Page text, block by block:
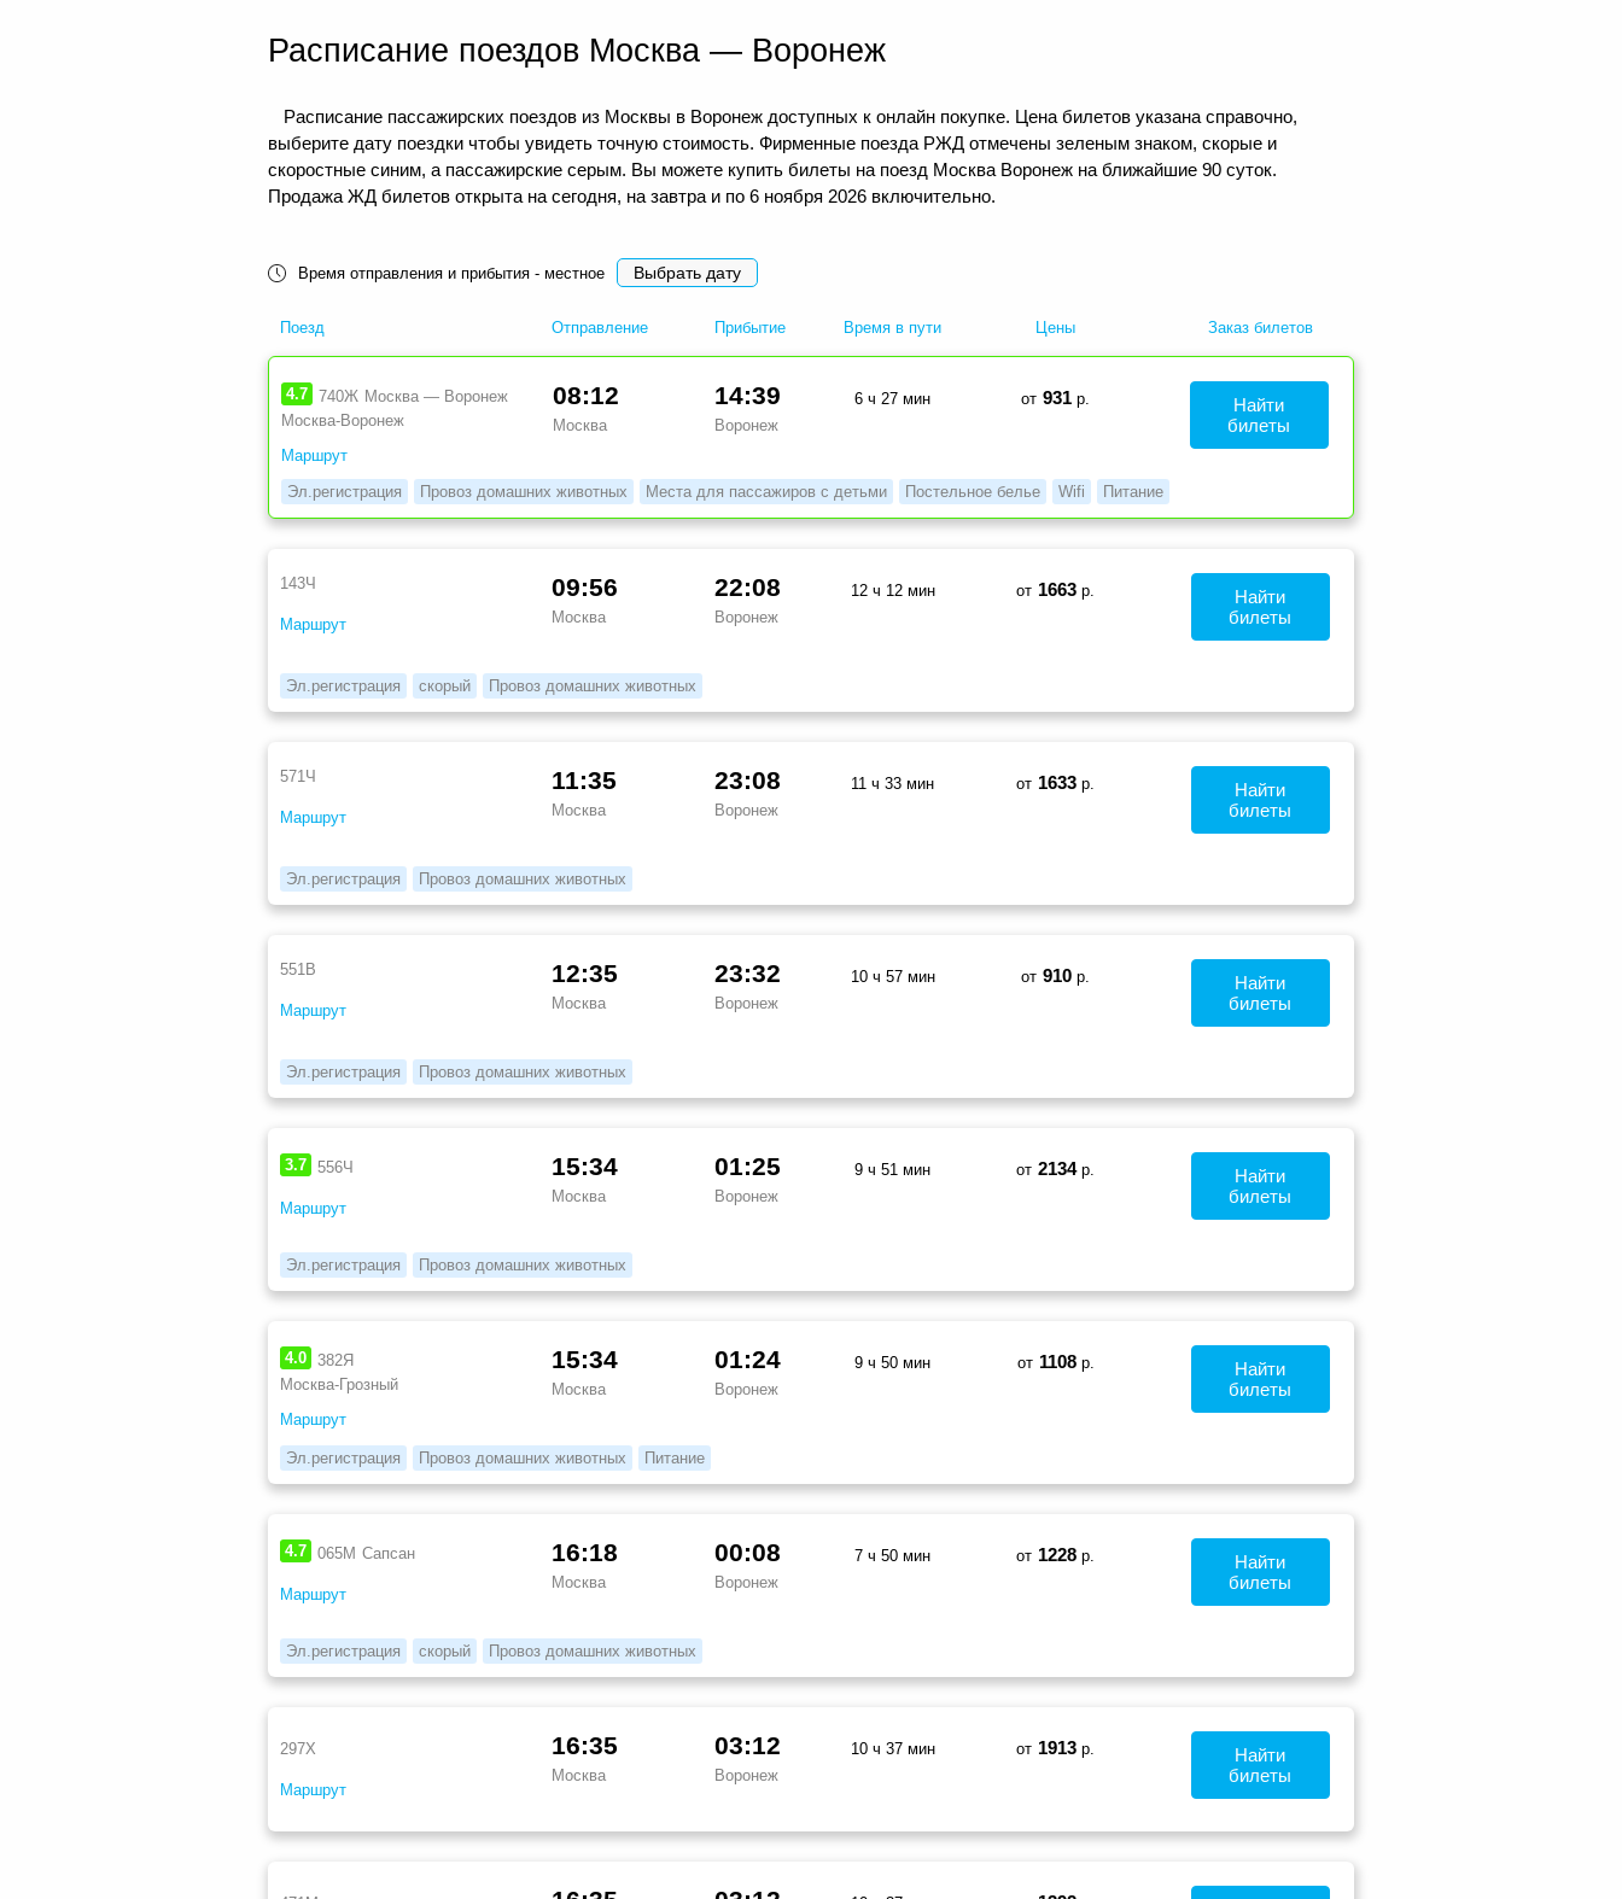
Расписание поездов Москва — Воронеж
Расписание пассажирских поездов из Москвы в Воронеж доступных к онлайн покупке. Цена билетов указана справочно,
выберите дату поездки чтобы увидеть точную стоимость. Фирменные поезда РЖД отмечены зеленым знаком, скорые и
скоростные синим, а пассажирские серым. Вы можете купить билеты на поезд Москва Воронеж на ближайшие 90 суток.
Продажа ЖД билетов открыта на сегодня, на завтра и по 6 ноября 2026 включительно.
Время отправления и прибытия - местное Выбрать дату
Поезд Отправление Прибытие Время в пути Цены Заказ билетов
4.7 740Ж Москва — Воронеж
Москва-Воронеж
Маршрут
08:12
Москва
14:39
Воронеж
6 ч 27 мин от 931р.
Эл.регистрация Провоз домашних животных Места для пассажиров с детьми Постельное белье Wifi Питание
Найти
билеты
143Ч
Маршрут
09:56
Москва
22:08
Воронеж
12 ч 12 мин от 1663 р.
Эл.регистрация скорый Провоз домашних животных
Найти
билеты
571Ч
Маршрут
11:35
Москва
23:08
Воронеж
11 ч 33 мин от 1633 р.
Эл.регистрация Провоз домашних животных
Найти
билеты
551В
Маршрут
12:35
Москва
23:32
Воронеж
10 ч 57 мин от 910 р.
Эл.регистрация Провоз домашних животных
Найти
билеты
3.7 556Ч
Маршрут
15:34
Москва
01:25
Воронеж
9 ч 51 мин от 2134р.
Эл.регистрация Провоз домашних животных
Найти
билеты
4.0 382Я
Москва-Грозный
Маршрут
15:34
Москва
01:24
Воронеж
9 ч 50 мин от 1108р.
Эл.регистрация Провоз домашних животных Питание
Найти
билеты
4.7 065М Сапсан
Маршрут
16:18
Москва
00:08
Воронеж
7 ч 50 мин от 1228 р.
Эл.регистрация скорый Провоз домашних животных
Найти
билеты
297Х
Маршрут
16:35
Москва
03:12
Воронеж
10 ч 37 мин от 1913 р.
Найти
билеты